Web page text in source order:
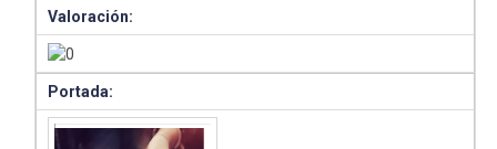
Valoración:
Portada: